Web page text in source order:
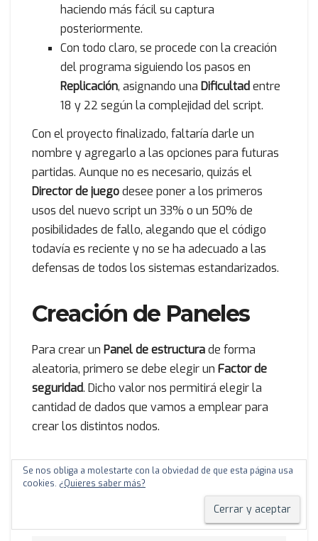
haciendo más fácil su captura
posteriormente.
Con todo claro, se procede con la creación
del programa siguiendo los pasos en
Replicación, asignando una Dificultadentre
18 y 22 según la complejidad del script.
Con el proyecto finalizado, faltaría darle un
nombre y agregarlo a las opciones para futuras
partidas. Aunque no es necesario, quizás el
Director de juegodesee poner a los primeros
usos del nuevo script un 33% o un 50% de
posibilidades de fallo, alegando que el código
todavía es reciente y no se ha adecuado a las
defensas de todos los sistemas estandarizados.
Creación de Paneles
Para crear un Panel de estructurade forma
aleatoria, primero se debe elegir un Factor de
seguridad. Dicho valor nos permitirá elegir la
cantidad de dados que vamos a emplear para
crear los distintos nodos.
Esta creación de paneles está parcialmente
inspirada en las reglas para crear fortalezas de
Se nos obliga a molestarte con la obviedad de que esta página usa
cookies. ¿Quieres saber más?